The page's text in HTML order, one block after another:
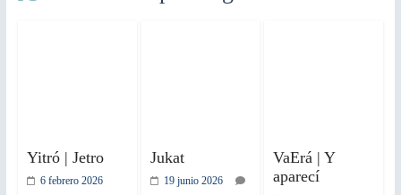
Yitró | Jetro
6 febrero 2026
Jukat
19 junio 2026
VaErá | Y
aparecí